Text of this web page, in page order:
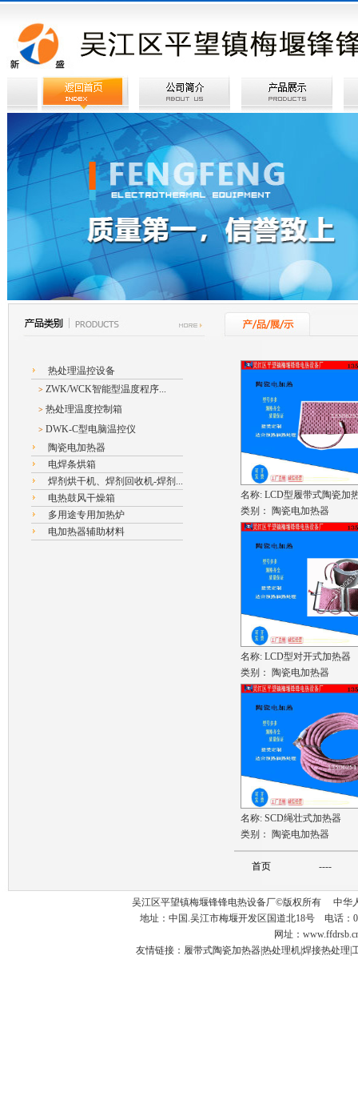
热处理温控设备
> ZWK/WCK智能型温度程序...
> 热处理温度控制箱
> DWK-C型电脑温控仪
陶瓷电加热器
电焊条烘箱
焊剂烘干机、焊剂回收机-焊剂...
电热鼓风干燥箱
多用途专用加热炉
电加热器辅助材料
名称: LCD型履带式陶瓷加
类别： 陶瓷电加热器
名称: LCD型对开式加热器
类别： 陶瓷电加热器
名称: SCD绳壮式加热器
类别： 陶瓷电加热器
首页 ----
吴江区平望镇梅堰锋锋电热设备厂©版权所有 中华
地址：中国.吴江市梅堰开发区国道北18号 电话
网址：
友情链接： 履带式陶瓷加热器热处理机焊接热处理